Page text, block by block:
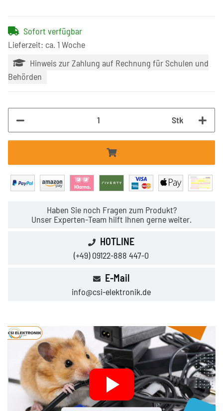
Sofort verfügbar
Lieferzeit: ca. 1 Woche
Hinweis zur Zahlung auf Rechnung für Schulen und
Behörden
Stk
Haben Sie noch Fragen zum Produkt?
Unser Experten-Team hilft Ihnen gerne weiter.
HOTLINE
(+49) 09122-888 447-0
E-Mail
info@csi-elektronik.de